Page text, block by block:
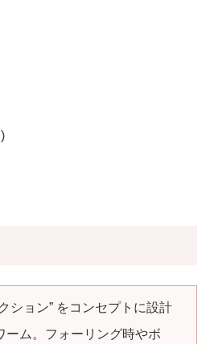
ション” をコンセプトに設計
ーム。フォーリング時やボ